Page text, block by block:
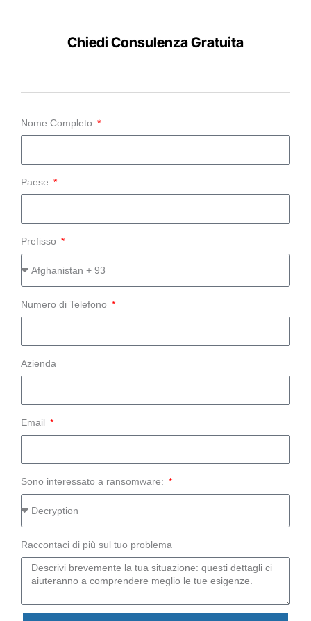
Chiedi Consulenza Gratuita
Nome Completo
Paese
Prefisso
Numero di Telefono
Azienda
Email
Sono interessato a ransomware:
Raccontaci di più sul tuo problema